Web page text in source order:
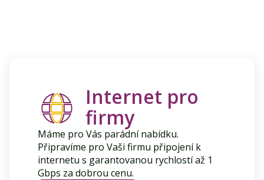
Internet pro
firmy
Máme pro Vás parádní nabídku.
Připravíme pro Vaši firmu připojení k
internetu s garantovanou rychlostí až 1
Gbps za dobrou cenu.